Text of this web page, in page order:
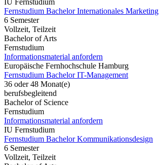
IU Fernstudium
Fernstudium Bachelor Internationales Marketing
6 Semester
Vollzeit, Teilzeit
Bachelor of Arts
Fernstudium
Informationsmaterial anfordern
Europäische Fernhochschule Hamburg
Fernstudium Bachelor IT-Management
36 oder 48 Monat(e)
berufsbegleitend
Bachelor of Science
Fernstudium
Informationsmaterial anfordern
IU Fernstudium
Fernstudium Bachelor Kommunikationsdesign
6 Semester
Vollzeit, Teilzeit